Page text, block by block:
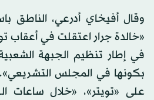
وقال أفيخاي أدرعي، الناطق
«خالدة جرار اعتقلت في أعقاب
في إطار تنظيم الجبهة
بكونها في المجلس
على «تويتر»، «خلال ساعات